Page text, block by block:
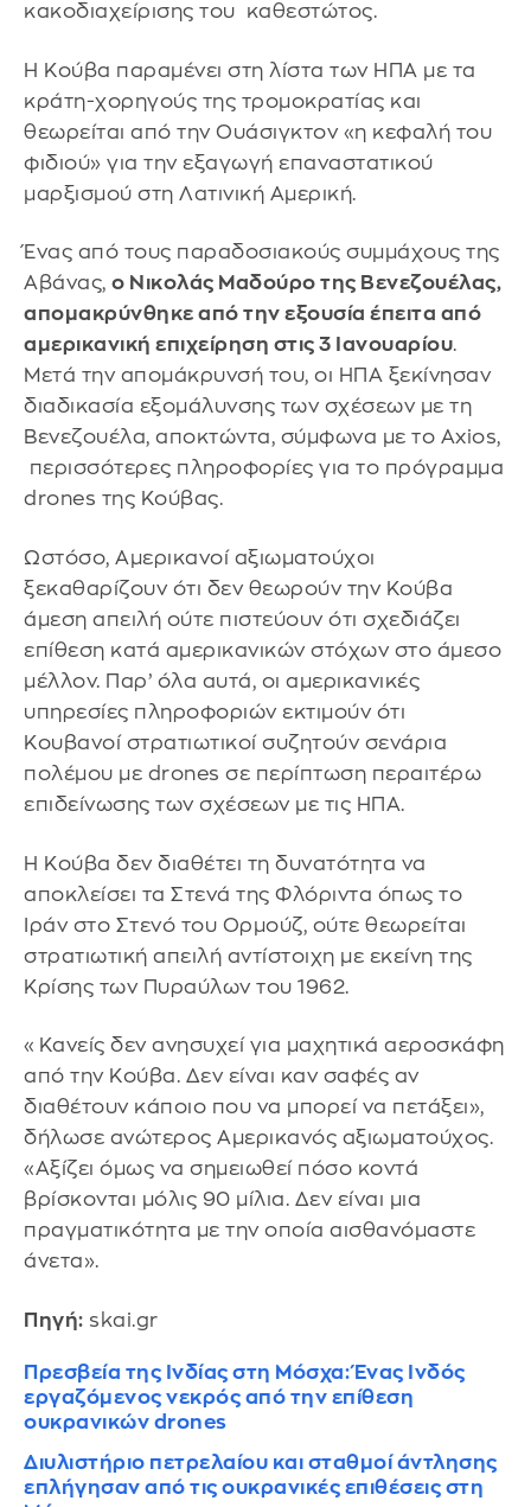
κακοδιαχείρισης του καθεστώτος.
Η Κούβα παραμένει στη λίστα των ΗΠΑ με τα
κράτη-χορηγούς της τρομοκρατίας και
θεωρείται από την Ουάσιγκτον «η κεφαλή του
φιδιού» για την εξαγωγή επαναστατικού
μαρξισμού στη Λατινική Αμερική.
Ένας από τους παραδοσιακούς συμμάχους της
Αβάνας, ο Νικολάς Μαδούρο της Βενεζουέλας,
απομακρύνθηκε από την εξουσία έπειτα από
αμερικανική επιχείρηση στις 3 Ιανουαρίου.
Μετά την απομάκρυνσή του, οι ΗΠΑ ξεκίνησαν
διαδικασία εξομάλυνσης των σχέσεων με τη
Βενεζουέλα, αποκτώντα, σύμφωνα με το Axios,
περισσότερες πληροφορίες για το πρόγραμμα
drones της Κούβας.
Ωστόσο, Αμερικανοί αξιωματούχοι
ξεκαθαρίζουν ότι δεν θεωρούν την Κούβα
άμεση απειλή ούτε πιστεύουν ότι σχεδιάζει
επίθεση κατά αμερικανικών στόχων στο άμεσο
μέλλον. Παρ’ όλα αυτά, οι αμερικανικές
υπηρεσίες πληροφοριών εκτιμούν ότι
Κουβανοί στρατιωτικοί συζητούν σενάρια
πολέμου με drones σε περίπτωση περαιτέρω
επιδείνωσης των σχέσεων με τις ΗΠΑ.
Η Κούβα δεν διαθέτει τη δυνατότητα να
αποκλείσει τα Στενά της Φλόριντα όπως το
Ιράν στο Στενό του Ορμούζ, ούτε θεωρείται
στρατιωτική απειλή αντίστοιχη με εκείνη της
Κρίσης των Πυραύλων του 1962.
«Κανείς δεν ανησυχεί για μαχητικά αεροσκάφη
από την Κούβα. Δεν είναι καν σαφές αν
διαθέτουν κάποιο που να μπορεί να πετάξει»,
δήλωσε ανώτερος Αμερικανός αξιωματούχος.
«Αξίζει όμως να σημειωθεί πόσο κοντά
βρίσκονται μόλις 90 μίλια. Δεν είναι μια
πραγματικότητα με την οποία αισθανόμαστε
άνετα».
Πηγή: skai.gr
Πρεσβεία της Ινδίας στη Μόσχα: Ένας Ινδός
εργαζόμενος νεκρός από την επίθεση
ουκρανικών drones
Διυλιστήριο πετρελαίου και σταθμοί άντλησης
επλήγησαν από τις ουκρανικές επιθέσεις στη